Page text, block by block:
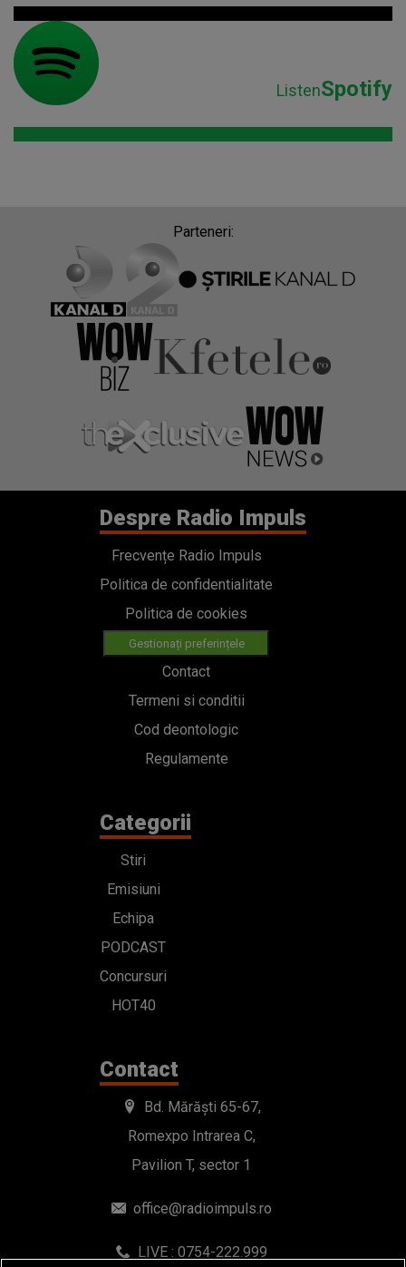
ListenSpotify
Parteneri:
Despre Radio Impuls
Frecvențe Radio Impuls
Politica de confidentialitate
Politica de cookies
Gestionați preferințele
Contact
Termeni si conditii
Cod deontologic
Regulamente
Categorii
Stiri
Emisiuni
Echipa
PODCAST
Concursuri
HOT40
Contact
Bd. Mărăști 65-67,
Romexpo Intrarea C,
Pavilion T, sector 1
office@radioimpuls.ro
LIVE : 0754-222.999